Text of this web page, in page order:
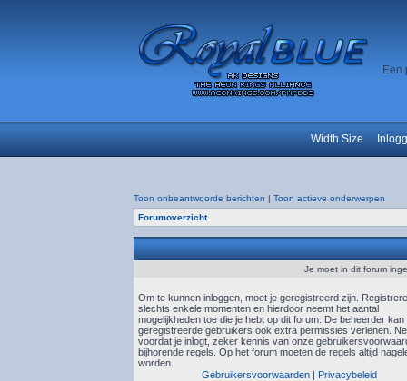
Een
Width Size
Toon onbeantwoorde berichten | Toon actieve onderwerpen
Forumoverzicht
Je moet in dit forum
Om te kunnen inloggen, moet je geregistreerd zijn.
slechts enkele momenten en hierdoor neemt het aantal
mogelijkheden toe die je hebt op dit forum. De beheerder kan
geregistreerde gebruikers ook extra permissies verlenen.
voordat je inlogt, zeker kennis van onze
bijhorende regels. Op het forum moeten de regels altijd
worden.
Gebruikersvoorwaarden | Privacybeleid